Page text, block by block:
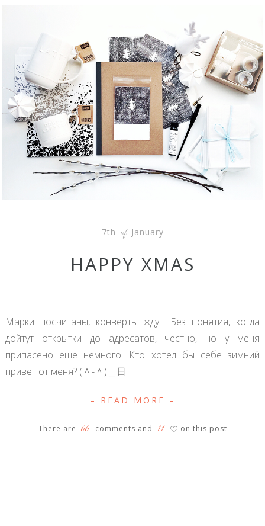
7th of January
HAPPY XMAS
Марки посчитаны, конверты ждут! Без понятия, когда
дойтут открытки до адресатов, честно, но у меня
припасено еще немного. Кто хотел бы себе зимний
привет от меня? (＾-＾)＿日
– READ MORE –
There are 66 comments and 11 ♡ on this post